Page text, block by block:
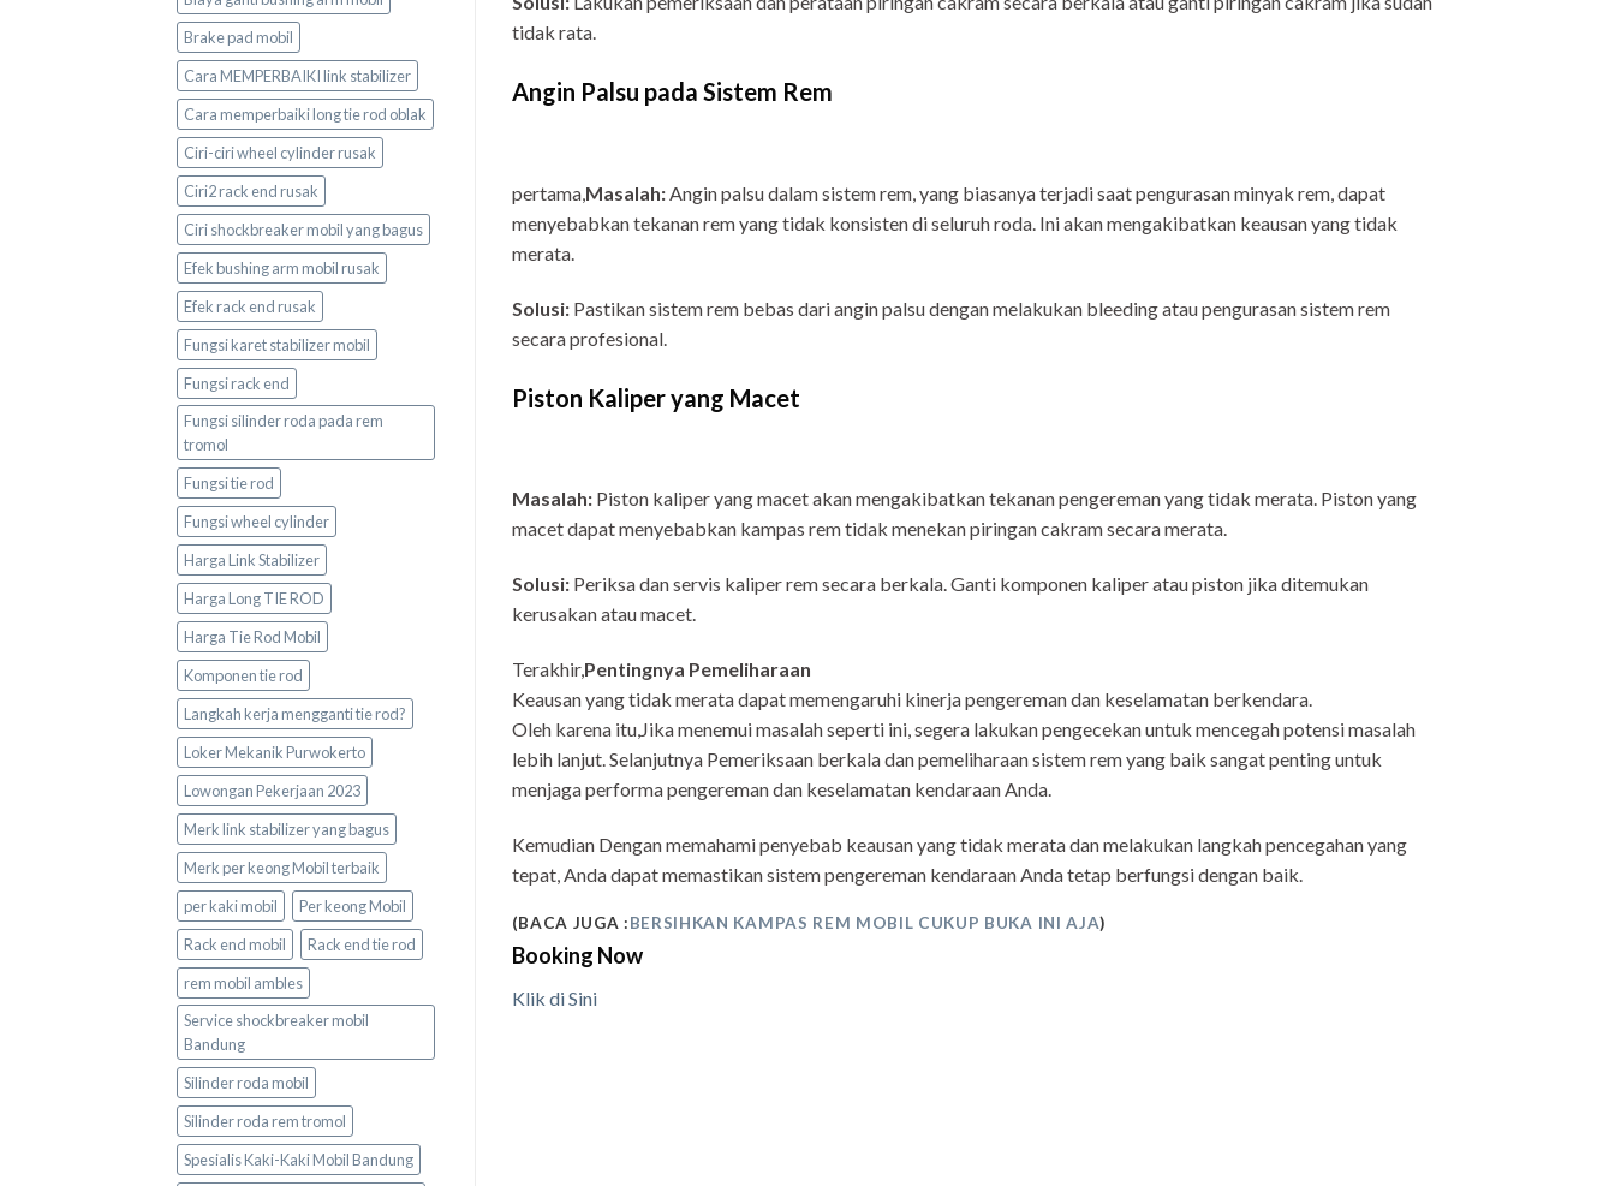
Brake pad mobil
Cara MEMPERBAIKI link stabilizer
Cara memperbaiki long tie rod oblak
Ciri-ciri wheel cylinder rusak
Ciri2 rack end rusak
Ciri shockbreaker mobil yang bagus
Efek bushing arm mobil rusak
Efek rack end rusak
Fungsi karet stabilizer mobil
Fungsi rack end
Fungsi silinder roda pada rem
tromol
Fungsi tie rod
Fungsi wheel cylinder
Harga Link Stabilizer
Harga Long TIE ROD
Harga Tie Rod Mobil
Komponen tie rod
Langkah kerja mengganti tie rod?
Loker Mekanik Purwokerto
Lowongan Pekerjaan 2023
Merk link stabilizer yang bagus
Merk per keong Mobil terbaik
per kaki mobil
Per keong Mobil
Rack end mobil
Rack end tie rod
rem mobil ambles
Service shockbreaker mobil
Bandung
Silinder roda mobil
Silinder roda rem tromol
Spesialis Kaki-Kaki Mobil Bandung
tidak rata.
Angin Palsu pada Sistem Rem
pertama,Masalah:Angin palsu dalam sistem rem, yang biasanya terjadi saat pengurasan minyak rem, dapat
menyebabkan tekanan rem yang tidak konsisten di seluruh roda. Ini akan mengakibatkan keausan yang tidak
merata.
Solusi:Pastikan sistem rem bebas dari angin palsu dengan melakukan bleeding atau pengurasan sistem rem
secara profesional.
Piston Kaliper yang Macet
Masalah:Piston kaliper yang macet akan mengakibatkan tekanan pengereman yang tidak merata. Piston yang
macet dapat menyebabkan kampas rem tidak menekan piringan cakram secara merata.
Solusi:Periksa dan servis kaliper rem secara berkala. Ganti komponen kaliper atau piston jika ditemukan
kerusakan atau macet.
Terakhir,Pentingnya Pemeliharaan
Keausan yang tidak merata dapat memengaruhi kinerja pengereman dan keselamatan berkendara.
Oleh karena itu,Jika menemui masalah seperti ini, segera lakukan pengecekan untuk mencegah potensi masalah
lebih lanjut. Selanjutnya Pemeriksaan berkala dan pemeliharaan sistem rem yang baik sangat penting untuk
menjaga performa pengereman dan keselamatan kendaraan Anda.
Kemudian Dengan memahami penyebab keausan yang tidak merata dan melakukan langkah pencegahan yang
tepat, Anda dapat memastikan sistem pengereman kendaraan Anda tetap berfungsi dengan baik.
(BACA JUGA :BERSIHKAN KAMPAS REM MOBIL CUKUP BUKA INI AJA)
Booking Now
Klik di Sini